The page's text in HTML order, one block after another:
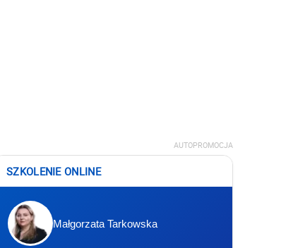
AUTOPROMOCJA
SZKOLENIE ONLINE
Małgorzata Tarkowska